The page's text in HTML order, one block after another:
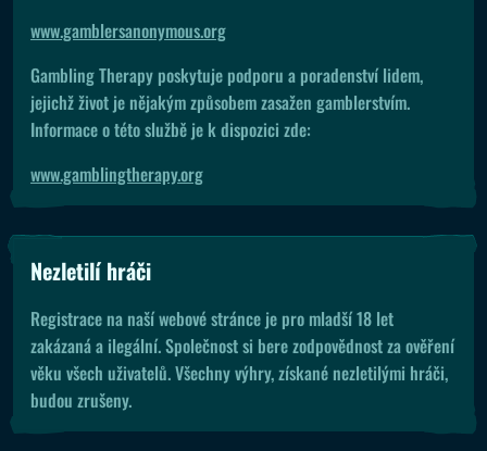
www.gamblersanonymous.org
Gambling Therapy poskytuje podporu a poradenství lidem,
jejichž život je nějakým způsobem zasažen gamblerstvím.
Informace o této službě je k dispozici zde:
www.gamblingtherapy.org
Nezletilí hráči
Registrace na naší webové stránce je pro mladší 18 let
zakázaná a ilegální. Společnost si bere zodpovědnost za ověření
věku všech uživatelů. Všechny výhry, získané nezletilými hráči,
budou zrušeny.